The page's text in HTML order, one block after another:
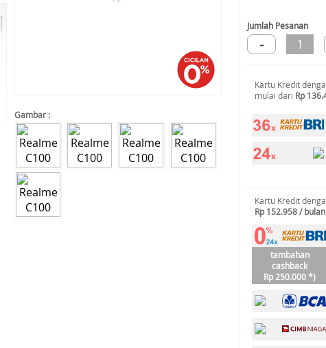
Gambar :
Jumlah Pesanan
- 1
Kartu Kredit
mulai dari Rp
Kartu Kredit
Rp 152.958 / bulan
tambahan
cashback
Rp 250.000 *)